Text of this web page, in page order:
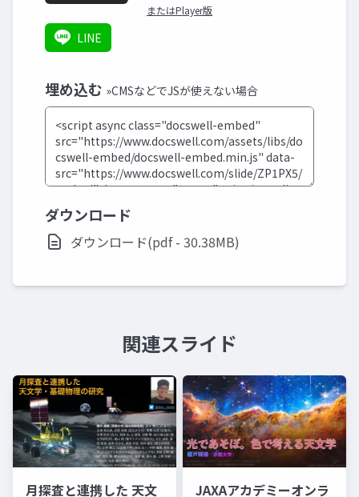
またはPlayer版
LINE
埋め込む »CMSなどでJSが使えない場合
ダウンロード
ダウンロード(pdf - 30.38MB)
関連スライド
月探査と連携した 天文
JAXAアカデミーオンラ